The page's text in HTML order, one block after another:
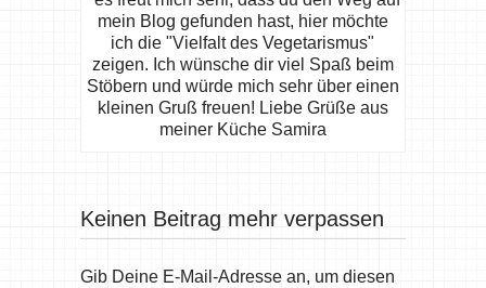
mein Blog gefunden hast, hier möchte
ich die "Vielfalt des Vegetarismus"
zeigen. Ich wünsche dir viel Spaß beim
Stöbern und würde mich sehr über einen
kleinen Gruß freuen! Liebe Grüße aus
meiner Küche Samira
Keinen Beitrag mehr verpassen
Gib Deine E-Mail-Adresse an, um diesen